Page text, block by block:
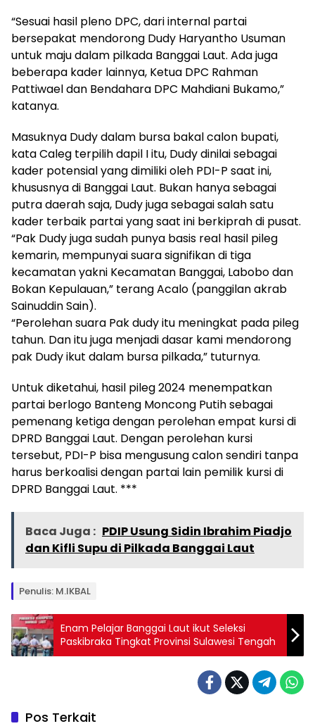
“Sesuai hasil pleno DPC, dari internal partai
bersepakat mendorong Dudy Haryantho Usuman
untuk maju dalam pilkada Banggai Laut. Ada juga
beberapa kader lainnya, Ketua DPC Rahman
Pattiwael dan Bendahara DPC Mahdiani Bukamo,”
katanya.
Masuknya Dudy dalam bursa bakal calon bupati,
kata Caleg terpilih dapil I itu, Dudy dinilai sebagai
kader potensial yang dimiliki oleh PDI-P saat ini,
khususnya di Banggai Laut. Bukan hanya sebagai
putra daerah saja, Dudy juga sebagai salah satu
kader terbaik partai yang saat ini berkiprah di pusat.
“Pak Dudy juga sudah punya basis real hasil pileg
kemarin, mempunyai suara signifikan di tiga
kecamatan yakni Kecamatan Banggai, Labobo dan
Bokan Kepulauan,” terang Acalo (panggilan akrab
Sainuddin Sain).
“Perolehan suara Pak dudy itu meningkat pada pileg
tahun. Dan itu juga menjadi dasar kami mendorong
pak Dudy ikut dalam bursa pilkada,” tuturnya.
Untuk diketahui, hasil pileg 2024 menempatkan
partai berlogo Banteng Moncong Putih sebagai
pemenang ketiga dengan perolehan empat kursi di
DPRD Banggai Laut. Dengan perolehan kursi
tersebut, PDI-P bisa mengusung calon sendiri tanpa
harus berkoalisi dengan partai lain pemilik kursi di
DPRD Banggai Laut. ***
Baca Juga : PDIP Usung Sidin Ibrahim Piadjo
dan Kifli Supu di Pilkada Banggai Laut
Penulis: M.IKBAL
Enam Pelajar Banggai Laut ikut Seleksi
Paskibraka Tingkat Provinsi Sulawesi Tengah
Pos Terkait